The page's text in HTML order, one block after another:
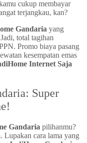
cukup membayar
terjangkau, kan?
Gandaria yang
total tagihan
Promo biaya pasang
kesempatan emas
Internet Saja
Super
Gandaria pilihanmu?
Lupakan cara lama yang